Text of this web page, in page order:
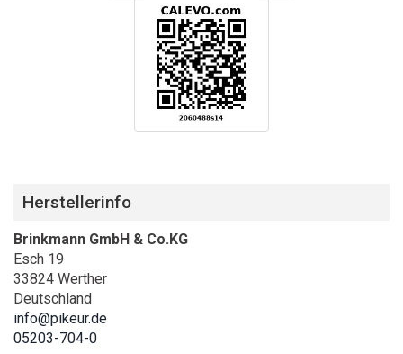
Herstellerinfo
Brinkmann GmbH & Co.KG
Esch 19
33824 Werther
Deutschland
info@pikeur.de
05203-704-0